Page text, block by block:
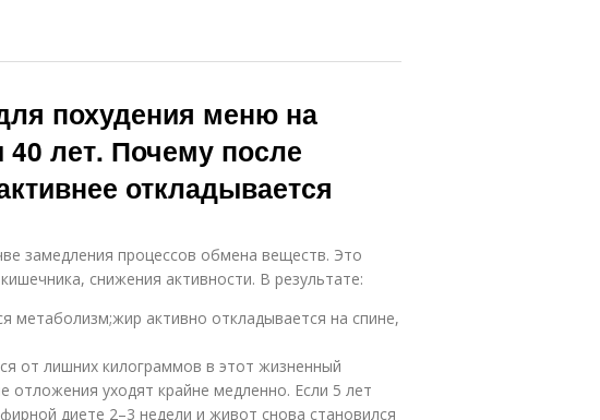
похудения меню на
лет. Почему после
откладывается
замедления процессов обмена веществ. Это
снижения активности. В результате:
метаболизм;жир активно откладывается на спине,
от лишних килограммов в этот жизненный
уходят крайне медленно. Если 5 лет
диете 2–3 недели и живот снова становился